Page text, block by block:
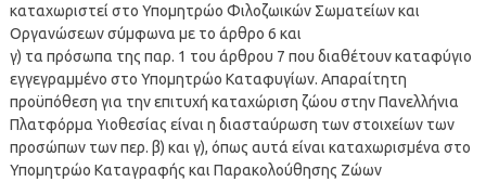
καταχωριστεί στο Υπομητρώο Φιλοζωικών Σωματείων και
Οργανώσεων σύμφωνα με το άρθρο 6 και
γ) τα πρόσωπα της παρ. 1 του άρθρου 7 που διαθέτουν καταφύγιο
εγγεγραμμένο στο Υπομητρώο Καταφυγίων. Απαραίτητη
προϋπόθεση για την επιτυχή καταχώριση ζώου στην Πανελλήνια
Πλατφόρμα Υιοθεσίας είναι η διασταύρωση των στοιχείων των
προσώπων των περ. β) και γ), όπως αυτά είναι καταχωρισμένα στο
Υπομητρώο Καταγραφής και Παρακολούθησης Ζώων